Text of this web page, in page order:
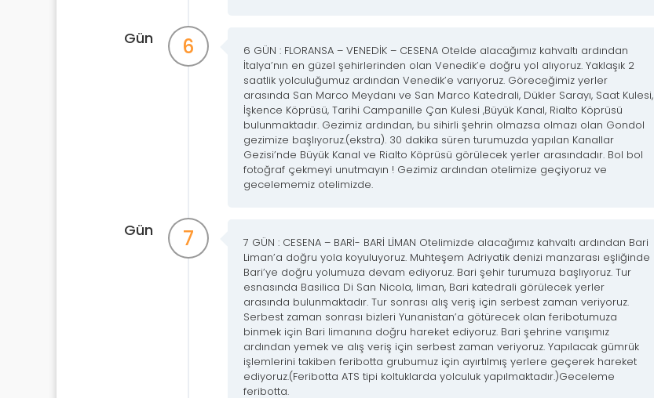
Gün 6
6 GÜN : FLORANSA – VENEDİK – CESENA Otelde alacağımız kahvaltı ardından
İtalya’nın en güzel şehirlerinden olan Venedik’e doğru yol alıyoruz. Yaklaşık 2
saatlik yolculuğumuz ardından Venedik’e varıyoruz. Göreceğimiz yerler
arasında San Marco Meydanı ve San Marco Katedrali, Dükler Sarayı, Saat Kulesi,
İşkence Köprüsü, Tarihi Campanille Çan Kulesi ,Büyük Kanal, Rialto Köprüsü
bulunmaktadır. Gezimiz ardından, bu sihirli şehrin olmazsa olmazı olan Gondol
gezimize başlıyoruz.(ekstra). 30 dakika süren turumuzda yapılan Kanallar
Gezisi’nde Büyük Kanal ve Rialto Köprüsü görülecek yerler arasındadır. Bol bol
fotoğraf çekmeyi unutmayın ! Gezimiz ardından otelimize geçiyoruz ve
gecelememiz otelimizde.
Gün 7
7 GÜN : CESENA – BARİ- BARİ LİMAN Otelimizde alacağımız kahvaltı ardından Bari
Liman’a doğru yola koyuluyoruz. Muhteşem Adriyatik denizi manzarası eşliğinde
Bari’ye doğru yolumuza devam ediyoruz. Bari şehir turumuza başlıyoruz. Tur
esnasında Basilica Di San Nicola, liman, Bari katedrali görülecek yerler
arasında bulunmaktadır. Tur sonrası alış veriş için serbest zaman veriyoruz.
Serbest zaman sonrası bizleri Yunanistan’a götürecek olan feribotumuza
binmek için Bari limanına doğru hareket ediyoruz. Bari şehrine varışımız
ardından yemek ve alış veriş için serbest zaman veriyoruz. Yapılacak gümrük
işlemlerini takiben feribotta grubumuz için ayırtılmış yerlere geçerek hareket
ediyoruz.(Feribotta ATS tipi koltuklarda yolculuk yapılmaktadır.)Geceleme
feribotta.